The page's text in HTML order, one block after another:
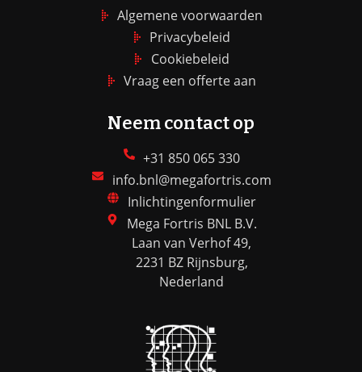
Algemene voorwaarden
Privacybeleid
Cookiebeleid
Vraag een offerte aan
Neem contact op
+31 850 065 330
info.bnl@megafortris.com
Inlichtingenformulier
Mega Fortris BNL B.V.
Laan van Verhof 49,
2231 BZ Rijnsburg,
Nederland